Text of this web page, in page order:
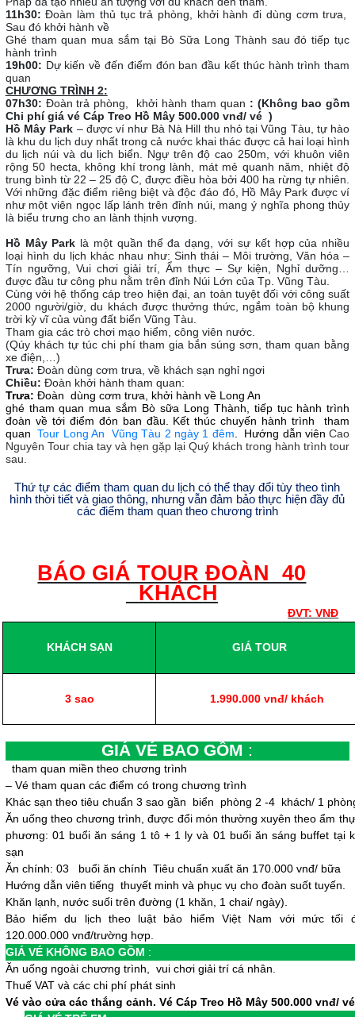
11h30: Đoàn làm thủ tục trả phòng, khởi hành đi dùng cơm trưa,
Sau đó khởi hành về
Ghé tham quan mua sắm tại Bò Sữa Long Thành sau đó tiếp tục
hành trình
19h00: Dự kiến về đến điểm đón ban đầu kết thúc hành trình tham
quan
CHƯƠNG TRÌNH 2:
07h30: Đoàn trả phòng, khởi hành tham quan : (Không bao gồm
Chi phí giá vé Cáp Treo Hồ Mây 500.000 vnđ/ vé )
Hồ Mây Park – được ví như Bà Nà Hill thu nhỏ tại Vũng Tàu, tự hào
là khu du lịch duy nhất trong cả nước khai thác được cả hai loại hình
du lịch núi và du lịch biển. Ngự trên độ cao 250m, với khuôn viên
rộng 50 hecta, không khí trong lành, mát mẻ quanh năm, nhiệt độ
trung bình từ 22 – 25 độ C, được điều hòa bởi 400 ha rừng tự nhiên.
Với những đặc điểm riêng biệt và độc đáo đó, Hồ Mây Park được ví
như một viên ngọc lấp lánh trên đỉnh núi, mang ý nghĩa phong thủy
là biểu trưng cho an lành thịnh vượng.
Hồ Mây Park là một quần thể đa dạng, với sự kết hợp của nhiều
loại hình du lịch khác nhau như: Sinh thái – Môi trường, Văn hóa –
Tín ngưỡng, Vui chơi giải trí, Ẩm thực – Sự kiện, Nghỉ dưỡng…
được đầu tư công phu nằm trên đỉnh Núi Lớn của Tp. Vũng Tàu.
Cùng với hệ thống cáp treo hiện đại, an toàn tuyệt đối với công suất
2000 người/giờ, du khách được thưởng thức, ngắm toàn bộ khung
trời kỳ vĩ của vùng đất biển Vũng Tàu.
Tham gia các trò chơi mạo hiểm, công viên nước.
(Qúy khách tự túc chi phí tham gia bắn súng sơn, tham quan bằng
xe điện,…)
Trưa: Đoàn dùng cơm trưa, về khách sạn nghỉ ngơi
Chiều: Đoàn khởi hành tham quan:
Trưa: Đoàn dùng cơm trưa, khởi hành về Long An
ghé tham quan mua sắm Bò sữa Long Thành, tiếp tục hành trình
đoàn về tới điểm đón ban đầu. Kết thúc chuyến hành trình tham
quanTour Long An Vũng Tàu 2 ngày 1 đêm. Hướng dẫn viênCao
Nguyên Tour chia tay và hẹn gặp lại Quý khách trong hành trình tour
sau.
Thứ tự các điểm tham quan du lịch có thể thay đổi tùy theo tình
hình thời tiết và giao thông, nhưng vẫn đảm bảo thực hiện đầy đủ
các điểm tham quan theo chương trình
BÁO GIÁ TOUR ĐOÀN 40
KHÁCH
ĐVT: VNĐ
KHÁCH SẠN GIÁ TOUR
3 sao 1.990.000 vnđ/ khách
GIÁ VÉ BAO GỒM :
tham quan miền theo chương trình
– Vé tham quan các điểm có trong chương trình
Khác sạn theo tiêu chuẩn 3 sao gần biển phòng 2 -4 khách/ 1
Ăn uống theo chương trình, được đổi món thường xuyên theo ẩm
phương: 01 buổi ăn sáng 1 tô + 1 ly và 01 buổi ăn sáng buffet tại
sạn
Ăn chính: 03 buổi ăn chính Tiêu chuẩn xuất ăn 170.000 vnđ/ bữa
Hướng dẫn viên tiếng thuyết minh và phục vụ cho đoàn suốt tuyến.
Khăn lạnh, nước suối trên đường (1 khăn, 1 chai/ ngày).
Bảo hiểm du lịch theo luật bảo hiểm Việt Nam với mức tối
120.000.000 vnđ/trường hợp.
GIÁ VÉ KHÔNG BAO GỒM :
Ăn uống ngoài chương trình, vui chơi giải trí cá nhân.
Thuế VAT và các chi phí phát sinh
Vé vào cửa các thắng cảnh. Vé Cáp Treo Hồ Mây 500.000 vnđ/ vé